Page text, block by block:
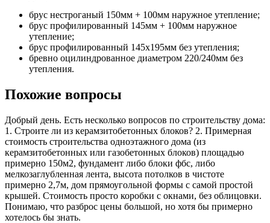
брус нестроганый 150мм + 100мм наружное утепление;
брус профилированный 145мм + 100мм наружное
утепление;
брус профилированный 145х195мм без утепления;
бревно оцилиндрованное диаметром 220/240мм без
утепления.
Похожие вопросы
Добрый день. Есть несколько вопросов по строительству дома:
1. Строите ли из керамзитобетонных блоков? 2. Примерная
стоимость строительства одноэтажного дома (из
керамзитобетонных или газобетонных блоков) площадью
примерно 150м2, фундамент либо блоки фбс, либо
мелкозаглубленная лента, высота потолков в чистоте
примерно 2,7м, дом прямоугольной формы с самой простой
крышей. Стоимость просто коробки с окнами, без облицовки.
Понимаю, что разброс цены большой, но хотя бы примерно
хотелось бы знать.